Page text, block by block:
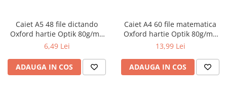
Caiet A5 48 file dictando
Oxford hartie Optik 80g/mp
diverse culori
6,49 Lei
ADAUGA IN COS
Caiet A4 60 file matematica
Oxford hartie Optik 80g/mp
motiv Touch Pastel
13,99 Lei
ADAUGA IN COS